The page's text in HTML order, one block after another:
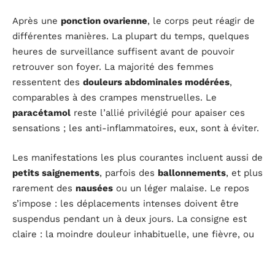
Après une ponction ovarienne, le corps peut réagir de
différentes manières. La plupart du temps, quelques
heures de surveillance suffisent avant de pouvoir
retrouver son foyer. La majorité des femmes
ressentent des douleurs abdominales modérées,
comparables à des crampes menstruelles. Le
paracétamol reste l’allié privilégié pour apaiser ces
sensations ; les anti-inflammatoires, eux, sont à éviter.
Les manifestations les plus courantes incluent aussi de
petits saignements, parfois des ballonnements, et plus
rarement des nausées ou un léger malaise. Le repos
s’impose : les déplacements intenses doivent être
suspendus pendant un à deux jours. La consigne est
claire : la moindre douleur inhabituelle, une fièvre, ou